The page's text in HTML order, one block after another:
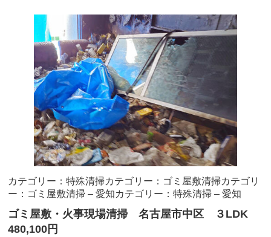
カテゴリー：特殊清掃カテゴリー：ゴミ屋敷清掃カテゴリ
ー：ゴミ屋敷清掃 – 愛知カテゴリー：特殊清掃 – 愛知
ゴミ屋敷・火事現場清掃 名古屋市中区 ３LDK
480,100円